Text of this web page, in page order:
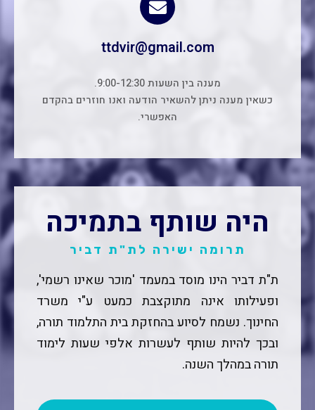
ttdvir@gmail.com
מענה בין השעות 9:00-12:30.
כשאין מענה ניתן להשאיר הודעה ואנו חוזרים בהקדם
האפשרי.
היה שותף בתמיכה
תרומה ישירה לת"ת דביר
ת"ת דביר הינו מוסד במעמד 'מוכר שאינו רשמי',
ופעילותו אינה מתוקצבת כמעט ע"י משרד
החינוך. נשמח לסיוע בהחזקת בית התלמוד תורה,
ובכך להיות שותף לעשרות אלפי שעות לימוד
תורה במהלך השנה.